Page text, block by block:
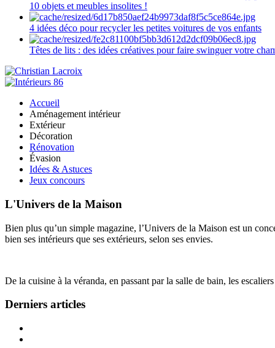
10 objets et meubles insolites !
4 idées déco pour recycler les petites voitures de vos enfants
Têtes de lits : des idées créatives pour faire swinguer votre
Accueil
Aménagement intérieur
Extérieur
Décoration
Rénovation
Évasion
Idées & Astuces
Jeux concours
L'Univers de la Maison
Bien plus qu’un simple magazine, l’Univers de la Maison est un
bien ses intérieurs que ses extérieurs, selon ses envies.
De la cuisine à la véranda, en passant par la salle de bain, les
Derniers articles